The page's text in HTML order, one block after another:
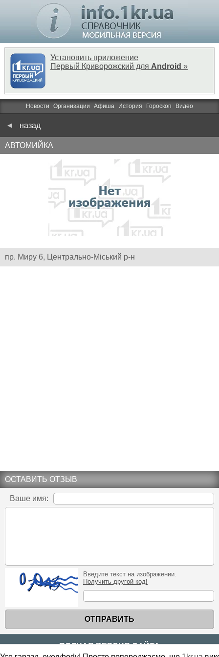
Установить приложение
Первый Криворожский для Android »
Новости Организации Афиша История Гороскоп Видео
назад
АВТОМИЙКА
пр. Миру 6, Центрально-Міський р-н
ОСТАВИТЬ ОТЗЫВ
Ваше имя:
Введите текст на изображении.
Получить другой код!
ОТПРАВИТЬ
ПОЛНАЯ ВЕРСИЯ САЙТА